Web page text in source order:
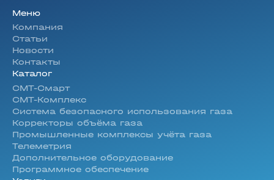
Меню
Компания
Статьи
Новости
Контакты
Каталог
СМТ-Смарт
СМТ-Комплекс
Система безопасного использования газа
Корректоры объёма газа
Промышленные комплексы учёта газа
Телеметрия
Дополнительное оборудование
Программное обеспечение